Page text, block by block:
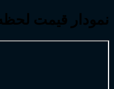
نمودار قیمت